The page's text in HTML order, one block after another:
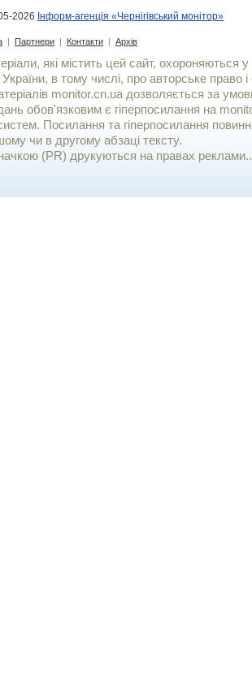
2026 Інформ-агенція «Чернігівський монітор»
| Партнери | Контакти | Архів
які містить цей сайт, охороняються у
в тому числі, про авторське право і
monitor.cn.ua дозволяється за
обов'язковим є гiперпосилання на
Посилання та гіперпосилання
чи в другому абзаці тексту.
(PR) друкуються на правах реклами..